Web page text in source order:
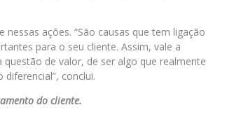
ações. “São causas que tem ligação
para o seu cliente. Assim, vale a
de valor, de ser algo que realmente
conclui.
do cliente.